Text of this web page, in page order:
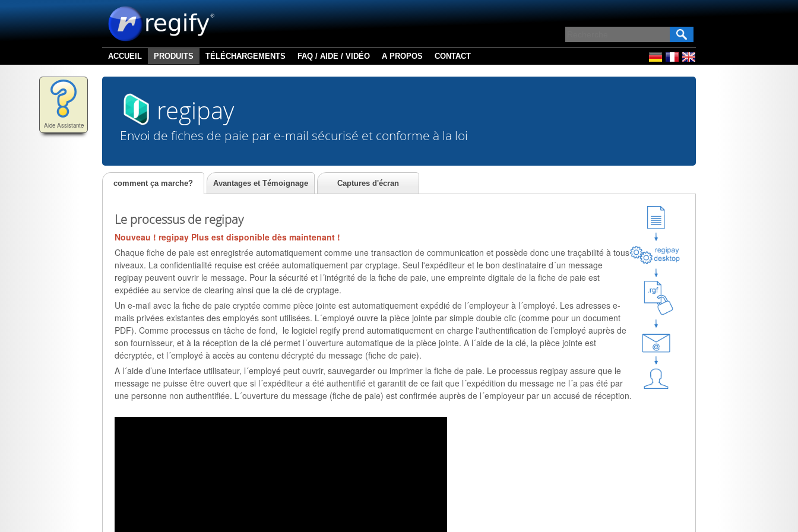
ACCUEIL PRODUITS TÉLÉCHARGEMENTS FAQ / AIDE / VIDÉO A PROPOS CONTACT
Aide Assistante regipay
Envoi de fiches de paie par e-mail sécurisé et conforme à la loi
comment ça marche? Avantages et Témoignage Captures d'écran
Le processus de regipay
Nouveau ! regipay Plus est disponible dès maintenant !
Chaque fiche de paie est enregistrée automatiquement comme une transaction de communication et possède donc une traçabilité à tous
niveaux. La confidentialité requise est créée automatiquement par cryptage. Seul l'expéditeur et le bon destinataire d´un message
regipay peuvent ouvrir le message. Pour la sécurité et l´intégrité de la fiche de paie, une empreinte digitale de la fiche de paie est
expédiée au service de clearing ainsi que la clé de cryptage.
Un e-mail avec la fiche de paie cryptée comme pièce jointe est automatiquement expédié de l´employeur à l´employé. Les adresses e-
mails privées existantes des employés sont utilisées. L´employé ouvre la pièce jointe par simple double clic (comme pour un document
PDF). Comme processus en tâche de fond, le logiciel regify prend automatiquement en charge l'authentification de l’employé auprès de
son fournisseur, et à la réception de la clé permet l´ouverture automatique de la pièce jointe. A l´aide de la clé, la pièce jointe est
décryptée, et l´employé à accès au contenu décrypté du message (fiche de paie).
A l´aide d’une interface utilisateur, l´employé peut ouvrir, sauvegarder ou imprimer la fiche de paie. Le processus regipay assure que le
message ne puisse être ouvert que si l´expéditeur a été authentifié et garantit de ce fait que l´expédition du message ne l´a pas été par
une personne non authentifiée. L´ouverture du message (fiche de paie) est confirmée auprès de l´employeur par un accusé de réception.